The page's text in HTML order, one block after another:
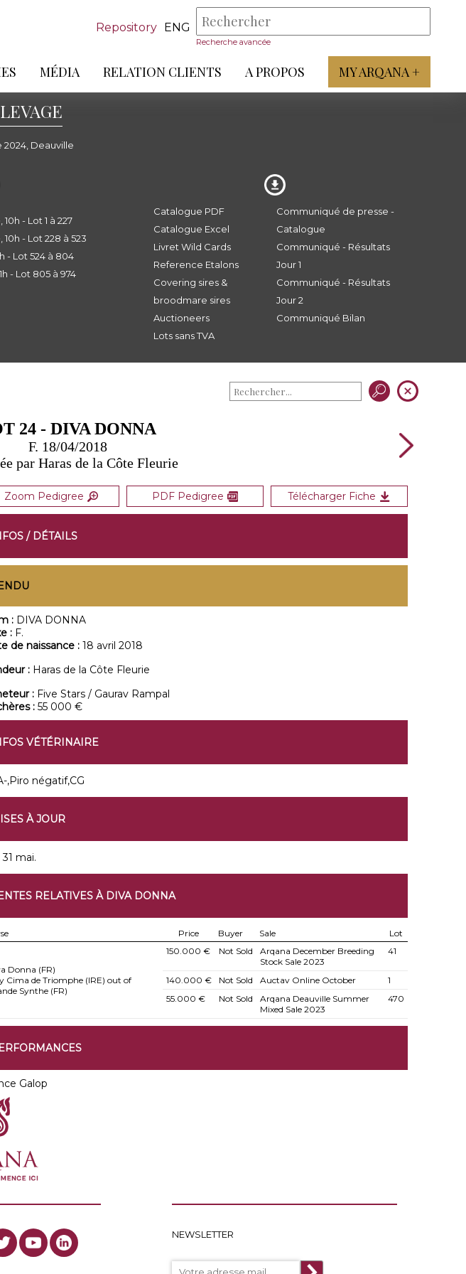
Repository ENG
Recherche avancée
MÉDIA RELATION CLIENTS A PROPOS MY ARQANA +
2024, Deauville
- Lot 1 à 227
- Lot 228 à 523
- Lot 524 à 804
- Lot 805 à 974
Catalogue PDF
Catalogue Excel
Livret Wild Cards
Reference Etalons
Covering sires &
broodmare sires
Auctioneers
Lots sans TVA
Communiqué de presse -
Catalogue
Communiqué - Résultats
Jour 1
Communiqué - Résultats
Jour 2
Communiqué Bilan
24 - DIVA DONNA
F. 18/04/2018
par Haras de la Côte Fleurie
Zoom Pedigree PDF Pedigree Télécharger Fiche
/ DÉTAILS
: DIVA DONNA
: F.
de naissance : 18 avril 2018
: Haras de la Côte Fleurie
: Five Stars / Gaurav Rampal
: 55 000 €
VÉTÉRINAIRE
,Piro négatif,CG
À JOUR
31 mai.
RELATIVES À DIVA DONNA
Price Buyer Sale Lot
Donna (FR)
Cima de Triomphe (IRE) out of
Synthe (FR)
150.000 € Not Sold
Arqana December Breeding
Stock Sale 2023
41
140.000 € Not Sold Auctav Online October
1
55.000 €
Not Sold
Arqana Deauville Summer
Mixed Sale 2023
470
Galop
NEWSLETTER